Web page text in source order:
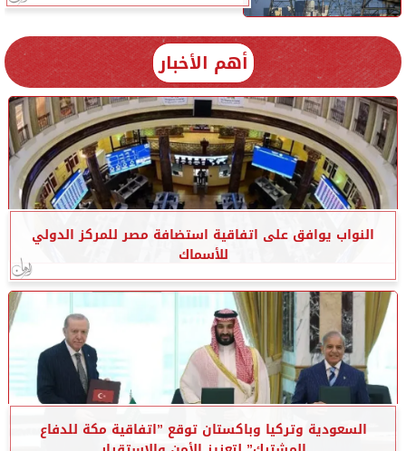
أهم الأخبار
النواب يوافق على اتفاقية استضافة مصر للمركز الدولي
للأسماك
السعودية وتركيا وباكستان توقع ”اتفاقية مكة للدفاع